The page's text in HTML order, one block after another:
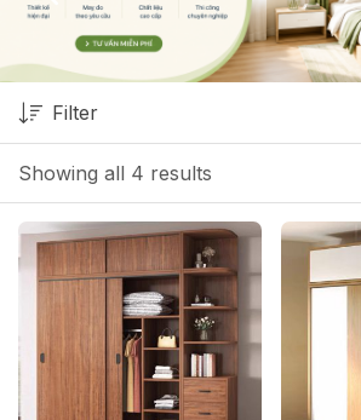
Showing all 4 results
Filter